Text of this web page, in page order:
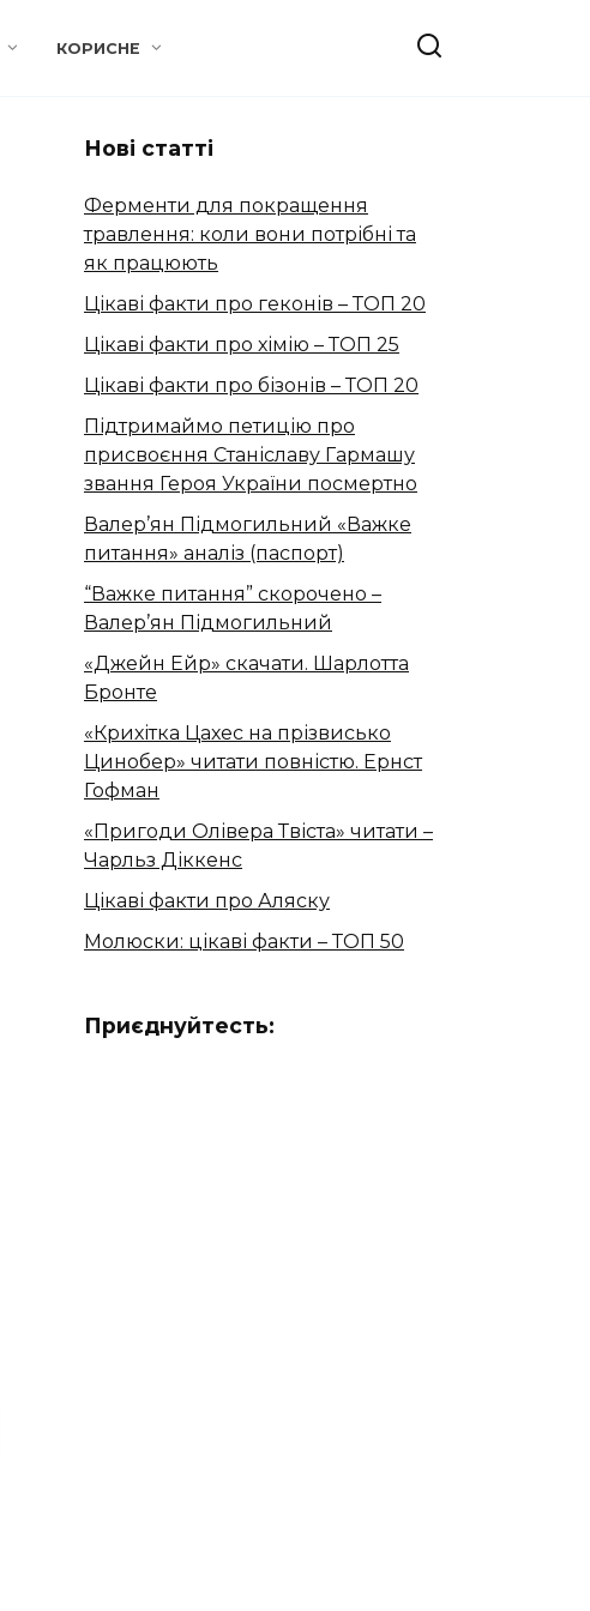
КОРИСНЕ
Нові статті
Ферменти для покращення
травлення: коли вони потрібні та
як працюють
Цікаві факти про геконів – ТОП 20
Цікаві факти про хімію – ТОП 25
Цікаві факти про бізонів – ТОП 20
Підтримаймо петицію про
присвоєння Станіславу Гармашу
звання Героя України посмертно
Валер’ян Підмогильний «Важке
питання» аналіз (паспорт)
“Важке питання” скорочено –
Валер’ян Підмогильний
«Джейн Ейр» скачати. Шарлотта
Бронте
«Крихітка Цахес на прізвисько
Цинобер» читати повністю. Ернст
Гофман
«Пригоди Олівера Твіста» читати –
Чарльз Діккенс
Цікаві факти про Аляску
Молюски: цікаві факти – ТОП 50
Приєднуйтесть: